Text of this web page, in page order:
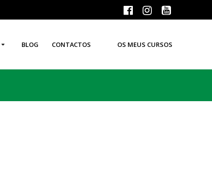
BLOG CONTACTOS OS MEUS CURSOS